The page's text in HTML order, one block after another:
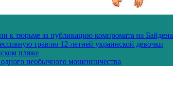
к тюрьме за публикацию компромата на Байдена
травлю 12-летней украинской девочки
пляже
необычного мошенничества